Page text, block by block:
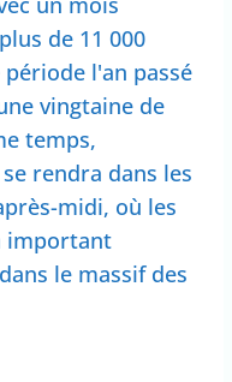
de 11 000
l'an passé
vingtaine de
temps,
rendra dans les
midi, où les
important
le massif des